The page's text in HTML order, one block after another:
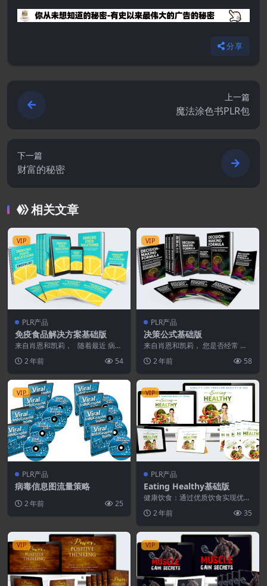
分享
上一篇
魔法涂色书PLR包
下一篇
财富的秘密
相关文章
VIP
PLR产品
免疫食品解决方案基础版
来自肖恩和凯莉， 随着最近 病毒
世界几乎每个角...
2 年前 54
VIP
PLR产品
决策公式基础版
来自肖恩和凯莉， 您是否经常 感
措？ 因为太多的选...
2 年前 58
VIP
PLR产品
病毒信息图流量策略
2 年前 25
VIP
PLR产品
Eating Healthy基础版
健康饮食：通过优质饮食实现优质
康与保健大型 ...
2 年前 35
VIP VIP